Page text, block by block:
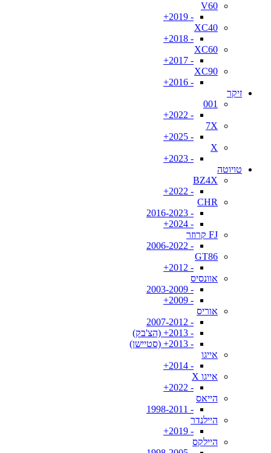
V60
- 2019+
XC40
- 2018+
XC60
- 2017+
XC90
- 2016+
זיקר
001
- 2022+
7X
- 2025+
X
- 2023+
טויוטה
BZ4X
- 2022+
CHR
- 2016-2023
- 2024+
FJ קרוזר
- 2006-2022
GT86
- 2012+
אוונסיס
- 2003-2009
- 2009+
אוריס
- 2007-2012
- 2013+ (הצ'בק)
- 2013+ (סטיישן)
אייגו
- 2014+
אייגו X
- 2022+
הייאס
- 1998-2011
היילנדר
- 2019+
היילקס